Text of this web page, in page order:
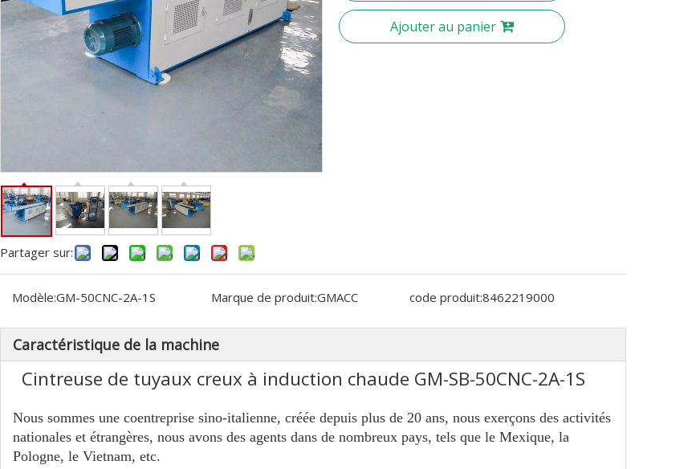
Partager sur:
Ajouter au panier
Modèle:GM-50CNC-2A-1S Marque de produit:GMACC code produit:8462219000
Caractéristique de la machine
Cintreuse de tuyaux creux à induction chaude GM-SB-50CNC-2A-1S
Nous sommes une coentreprise sino-italienne, créée depuis plus de 20 ans, nous exerçons des activités
nationales et étrangères, nous avons des agents dans de nombreux pays, tels que le Mexique, la
Pologne, le Vietnam, etc.